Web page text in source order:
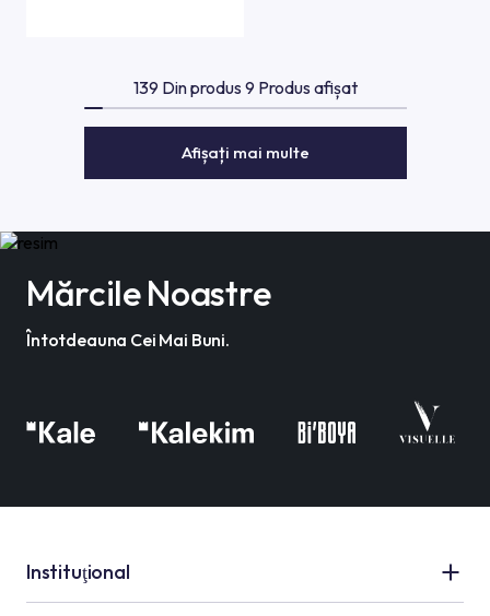
139 Din produs 9 Produs afișat
Afișați mai multe
Mărcile Noastre
Întotdeauna Cei Mai Buni.
Instituţional